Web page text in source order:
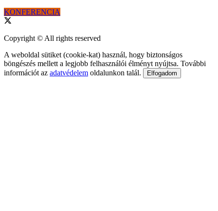
KONFERENCIA
Copyright © All rights reserved
A weboldal sütiket (cookie-kat) használ, hogy biztonságos
böngészés mellett a legjobb felhasználói élményt nyújtsa. További
információt az adatvédelem oldalunkon talál. Elfogadom